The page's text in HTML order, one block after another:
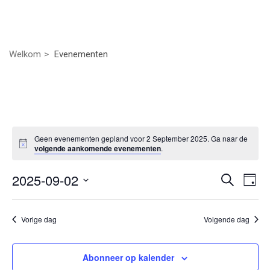
Welkom Evenementen
Geen evenementen gepland voor 2 September 2025. Ga naar de
volgende aankomende evenementen.
en
Zoeken
Dag
2025-09-02
datum.
Vorige dag Volgende dag
Abonneer op kalender